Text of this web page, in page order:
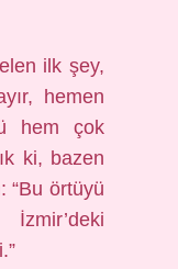
ilk şey,
hemen
hem çok
ki, bazen
“Bu örtüyü